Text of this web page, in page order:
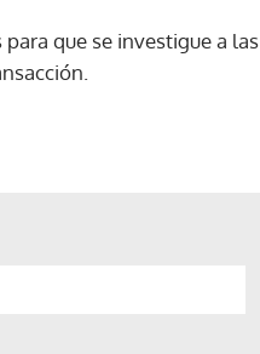
que se investigue a las